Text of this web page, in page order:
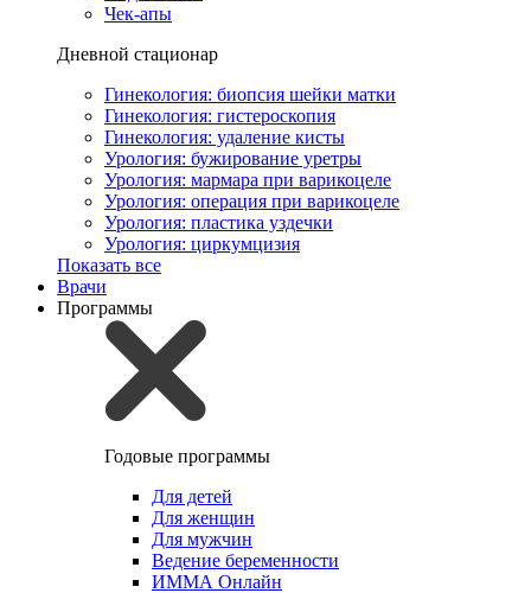
Чек-апы
Дневной стационар
Гинекология: биопсия шейки матки
Гинекология: гистероскопия
Гинекология: удаление кисты
Урология: бужирование уретры
Урология: мармара при варикоцеле
Урология: операция при варикоцеле
Урология: пластика уздечки
Урология: циркумцизия
Показать все
Врачи
Программы
Годовые программы
Для детей
Для женщин
Для мужчин
Ведение беременности
ИММА Онлайн